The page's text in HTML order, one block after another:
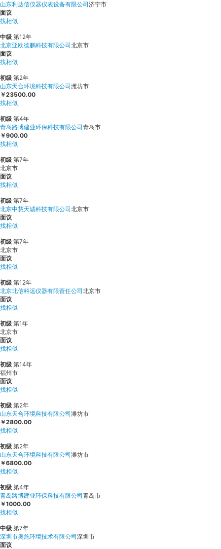
山东利达信仪器仪表设备有限公司济宁市
面议
找相似
中级 第12年
北京亚欧德鹏科技有限公司北京市
面议
找相似
初级 第2年
山东天合环境科技有限公司潍坊市
￥23500.00
找相似
初级 第4年
青岛路博建业环保科技有限公司青岛市
￥900.00
找相似
初级 第7年
北京市
面议
找相似
初级 第7年
北京中慧天诚科技有限公司北京市
面议
找相似
初级 第7年
北京市
面议
找相似
初级 第12年
北京北信科远仪器有限责任公司北京市
面议
找相似
初级 第1年
北京市
面议
找相似
初级 第14年
福州市
面议
找相似
初级 第2年
山东天合环境科技有限公司潍坊市
￥2800.00
找相似
初级 第2年
山东天合环境科技有限公司潍坊市
￥6800.00
找相似
初级 第4年
青岛路博建业环保科技有限公司青岛市
￥1000.00
找相似
中级 第7年
深圳市奥施环境技术有限公司深圳市
面议